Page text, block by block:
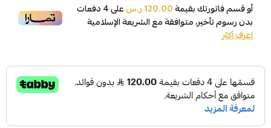
أو قسم فاتورتك بقيمة120.00 ر.س على4دفعات
بدون رسوم تأخير، متوافقة مع الشريعة الإسلامية
اعرف أكثر